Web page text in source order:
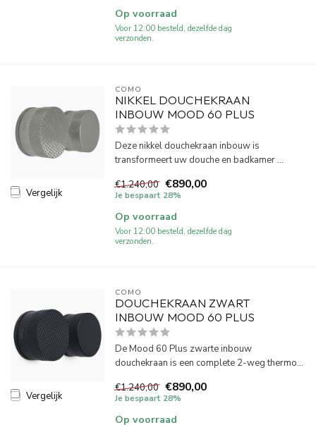
Op voorraad
Voor 12:00 besteld, dezelfde dag
verzonden.
Vergelijk
COMO
NIKKEL DOUCHEKRAAN
INBOUW MOOD 60 PLUS
Deze nikkel douchekraan inbouw is
transformeert uw douche en badkamer ...
€1.240,00 €890,00
Je bespaart 28%
Op voorraad
Voor 12:00 besteld, dezelfde dag
verzonden.
Vergelijk
COMO
DOUCHEKRAAN ZWART
INBOUW MOOD 60 PLUS
De Mood 60 Plus zwarte inbouw
douchekraan is een complete 2-weg thermo...
€1.240,00 €890,00
Je bespaart 28%
Op voorraad